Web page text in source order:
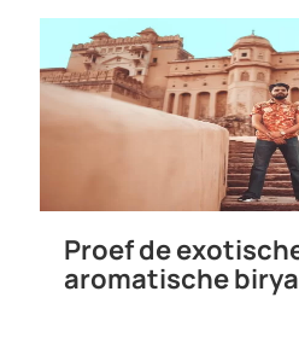
Proef de
aromatische